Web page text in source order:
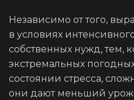
Независимо от того,
в условиях
собственных нужд, тем,
экстремальных
состоянии стресса,
они дают меньший